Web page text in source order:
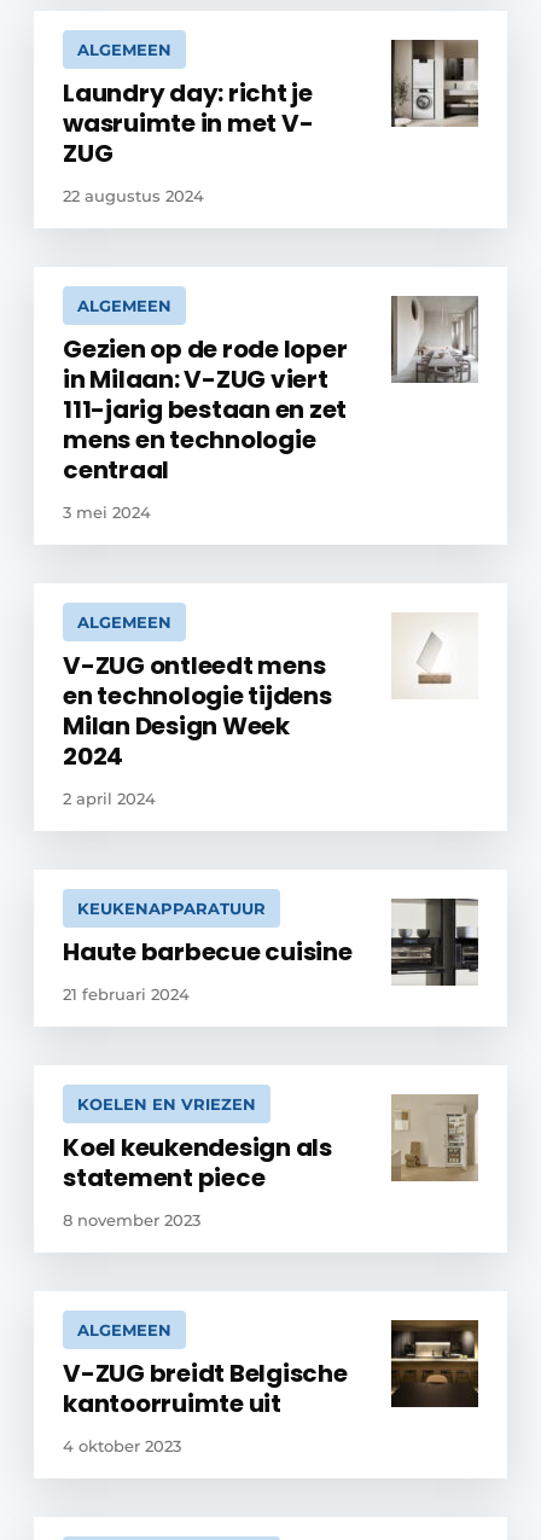
ALGEMEEN
Laundry day: richt je
wasruimte in met V-
ZUG
22 augustus 2024
ALGEMEEN
Gezien op de rode loper
in Milaan: V-ZUG viert
111-jarig bestaan en zet
mens en technologie
centraal
3 mei 2024
ALGEMEEN
V-ZUG ontleedt mens
en technologie tijdens
Milan Design Week
2024
2 april 2024
KEUKENAPPARATUUR
Haute barbecue cuisine
21 februari 2024
KOELEN EN VRIEZEN
Koel keukendesign als
statement piece
8 november 2023
ALGEMEEN
V-ZUG breidt Belgische
kantoorruimte uit
4 oktober 2023